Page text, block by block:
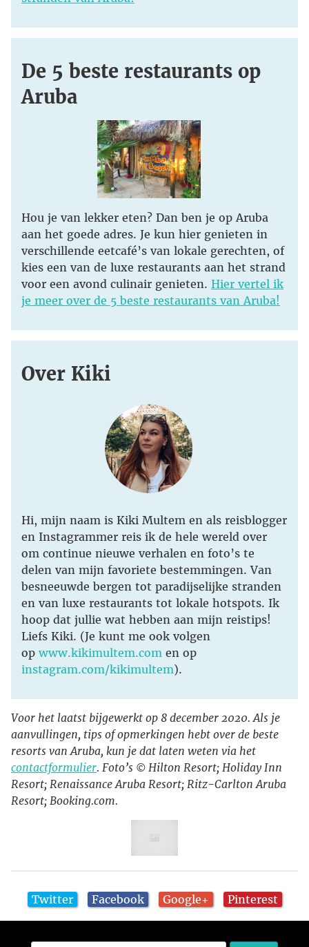
De 5 beste restaurants op
Aruba
Hou je van lekker eten? Dan ben je op Aruba
aan het goede adres. Je kun hier genieten in
verschillende eetcafé’s van lokale gerechten, of
kies een van de luxe restaurants aan het strand
voor een avond culinair genieten. Hier vertel ik
je meer over de 5 beste restaurants van Aruba!
Over Kiki
Hi, mijn naam is Kiki Multem en als reisblogger
en Instagrammer reis ik de hele wereld over
om continue nieuwe verhalen en foto’s te
delen van mijn favoriete bestemmingen. Van
besneeuwde bergen tot paradijselijke stranden
en van luxe restaurants tot lokale hotspots. Ik
hoop dat jullie wat hebben aan mijn reistips!
Liefs Kiki. (Je kunt me ook volgen
op www.kikimultem.com en op
instagram.com/kikimultem).
Voor het laatst bijgewerkt op 8 december 2020. Als je
aanvullingen, tips of opmerkingen hebt over de beste
resorts van Aruba, kun je dat laten weten via het
contactformulier. Foto’s © Hilton Resort; Holiday Inn
Resort; Renaissance Aruba Resort; Ritz-Carlton Aruba
Resort; Booking.com.
Twitter Facebook Google+ Pinterest